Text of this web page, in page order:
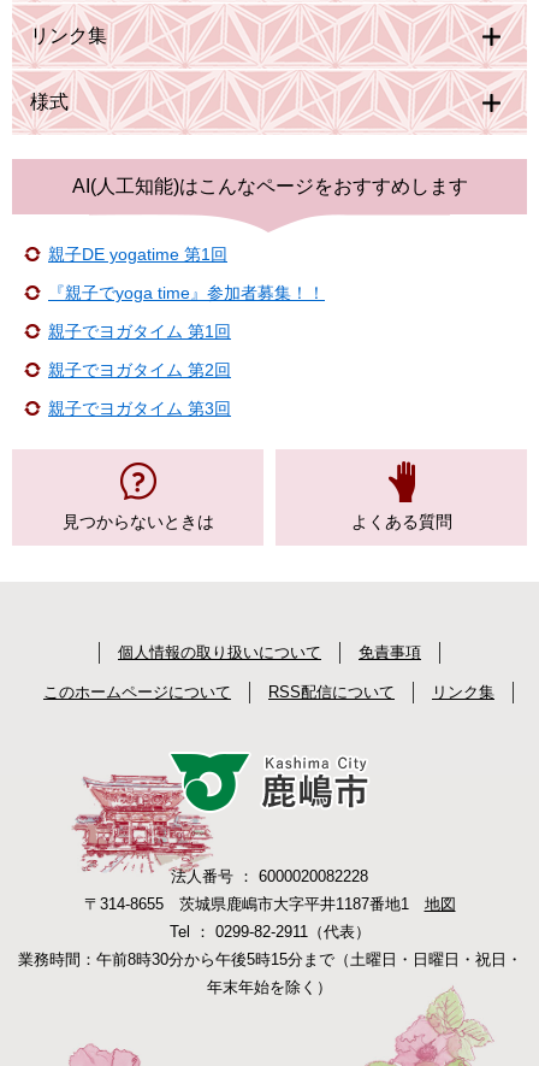
リンク集
様式
AI(人工知能)はこんなページをおすすめします
親子DE yogatime 第1回
『親子でyoga time』参加者募集！！
親子でヨガタイム 第1回
親子でヨガタイム 第2回
親子でヨガタイム 第3回
見つからないときは よくある質問
個人情報の取り扱いについて 免責事項
このホームページについて RSS配信について リンク集
法人番号 ： 6000020082228
〒314-8655 茨城県鹿嶋市大字平井1187番地1 地図
Tel ： 0299-82-2911（代表）
業務時間：午前8時30分から午後5時15分まで（土曜日・日曜日・祝日・
年末年始を除く）